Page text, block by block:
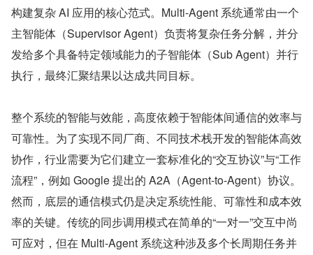
构建复杂 AI 应用的核心范式。Multi-Agent 系统通常由一个
主智能体（Supervisor Agent）负责将复杂任务分解，并分
发给多个具备特定领域能力的子智能体（Sub Agent）并行
执行，最终汇聚结果以达成共同目标。
整个系统的智能与效能，高度依赖于智能体间通信的效率与
可靠性。为了实现不同厂商、不同技术栈开发的智能体高效
协作，行业需要为它们建立一套标准化的“交互协议”与“工作
流程”，例如 Google 提出的 A2A（Agent-to-Agent）协议。
然而，底层的通信模式仍是决定系统性能、可靠性和成本效
率的关键。传统的同步调用模式在简单的“一对一”交互中尚
可应对，但在 Multi-Agent 系统这种涉及多个长周期任务并